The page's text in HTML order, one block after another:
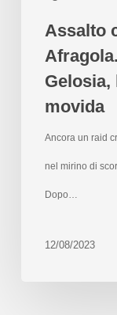
Assalto
movida
Ancora un raid
nel mirino di
Dopo…
12/08/2023